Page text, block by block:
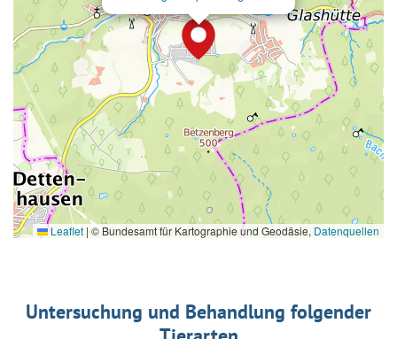
Leaflet | © Bundesamt für Kartographie und Geodäsie, Datenquellen
Untersuchung und Behandlung folgender